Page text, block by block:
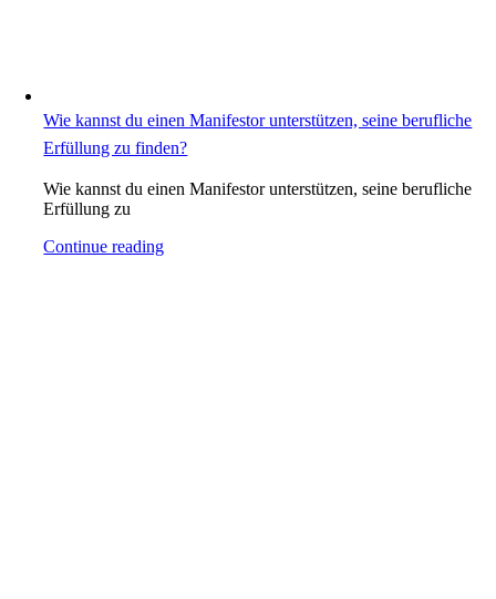
Wie kannst du einen Manifestor unterstützen, seine berufliche
Erfüllung zu finden?
Wie kannst du einen Manifestor unterstützen, seine berufliche
Erfüllung zu
Continue reading